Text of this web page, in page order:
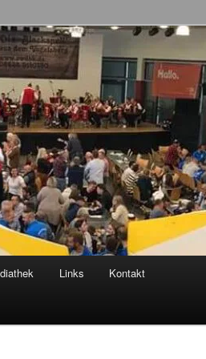
Backe Kapell'
Links Kontakt